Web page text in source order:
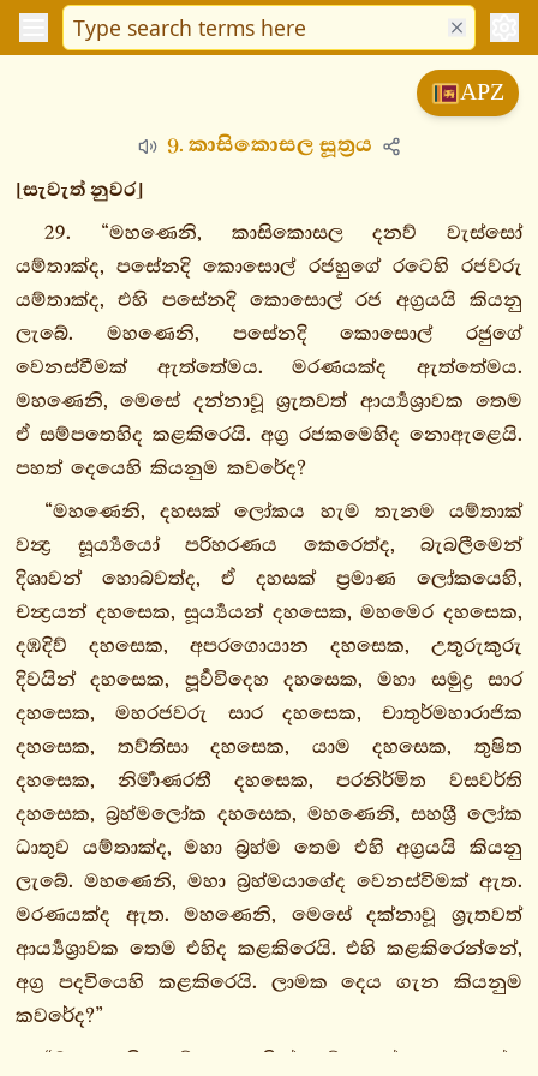
දීඝනිකාය
මජ්ඣිමනිකාය
සංයුත්තනිකාය
අඞ්ගුත්තරනිකාය
1. එකක
නිපාතො
2.
දුකනිපාතො
3.
තිකනිපාතො
චතුක්කනිපාතො
පඤ්චකනිපාතො
ඡක්කනිපාතො
සත්තකනිපාතො
අට්ඨකනිපාතො
9.
නවකනිපාතො
දසකනිපාතො
1. පඨමො
APZ
9. කාසිකොසල සූත්‍රය
[සැවැත් නුවර]
29. “මහණෙනි, කාසිකොසල දනව් වැස්සෝ
යම්තාක්ද, පසේනදි කොසොල් රජහුගේ රටෙහි රජවරු
යම්තාක්ද, එහි පසේනදි කොසොල් රජ අග්‍රයයි කියනු
ලැබේ. මහණෙනි, පසේනදි කොසොල් රජුගේ
වෙනස්වීමක් ඇත්තේමය. මරණයක්ද ඇත්තේමය.
මහණෙනි, මෙසේ දන්නාවූ ශ්‍රුතවත් ආර්‍ය්‍යශ්‍රාවක තෙම
ඒ සම්පතෙහිද කළකිරෙයි. අග්‍ර රජකමෙහිද නොඇළෙයි.
පහත් දෙයෙහි කියනුම කවරේද?
“මහණෙනි, දහසක් ලෝකය හැම තැනම යම්තාක්
වන්‍ද්‍ර සූර්‍ය්‍යයෝ පරිහරණය කෙරෙත්ද, බැබලීමෙන්
දිශාවන් හොබවත්ද, ඒ දහසක් ප්‍රමාණ ලෝකයෙහි,
චන්‍ද්‍රයන් දහසෙක, සූර්‍ය්‍යයන් දහසෙක, මහමෙර දහසෙක,
දඹදිව් දහසෙක, අපරගොයාන දහසෙක, උතුරුකුරු
දිවයින් දහසෙක, පූර්‍වවිදෙහ දහසෙක, මහා සමුද්‍ර සාර
දහසෙක, මහරජවරු සාර දහසෙක, චාතුර්මහාරාජික
දහසෙක, තව්තිසා දහසෙක, යාම දහසෙක, තුෂිත
දහසෙක, නිර්‍මාණරතී දහසෙක, පරනිර්මිත වසවර්ති
දහසෙක, බ්‍රහ්මලෝක දහසෙක, මහණෙනි, සහශ්‍රී ලෝක
ධාතුව යම්තාක්ද, මහා බ්‍රහ්ම තෙම එහි අග්‍රයයි කියනු
ලැබේ. මහණෙනි, මහා බ්‍රහ්මයාගේද වෙනස්විමක් ඇත.
මරණයක්ද ඇත. මහණෙනි, මෙසේ දක්නාවූ ශ්‍රුතවත්
ආර්‍ය්‍යශ්‍රාවක තෙම එහිද කළකිරෙයි. එහි කළකිරෙන්නේ,
අග්‍ර පදවියෙහි කළකිරෙයි. ලාමක දෙය ගැන කියනුම
කවරේද?”
“මහණෙනි, යම් හෙයකින් මේ ලෝකය නැසේද,